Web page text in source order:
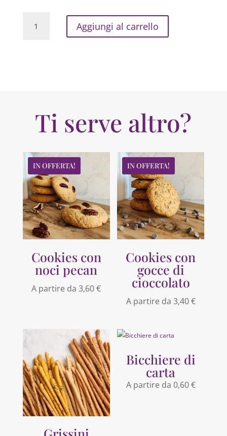
quantità
Aggiungi al carrello
Ti serve altro?
IN OFFERTA!
Cookies con
noci pecan
A partire da3,60€
IN OFFERTA!
Cookies con
gocce di
cioccolato
A partire da 3,40€
Bicchiere di
carta
A partire da 0,60€